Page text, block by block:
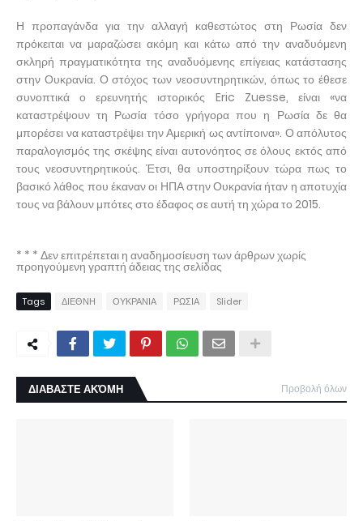
Η προπαγάνδα για την αλλαγή καθεστώτος στη Ρωσία δεν
πρόκειται να μαραζώσει ακόμη και κάτω από την αναδυόμενη
σκληρή πραγματικότητα της αναδυόμενης επίγειας κατάστασης
στην Ουκρανία. Ο στόχος των νεοσυντηρητικών, όπως το έθεσε
συνοπτικά ο ερευνητής ιστορικός Eric Zuesse, είναι «να
καταστρέψουν τη Ρωσία τόσο γρήγορα που η Ρωσία δε θα
μπορέσει να καταστρέψει την Αμερική ως αντίποινα». Ο απόλυτος
παραλογισμός της σκέψης είναι αυτονόητος σε όλους εκτός από
τους νεοσυντηρητικούς. Έτσι, θα υποστηρίξουν τώρα πως το
βασικό λάθος που έκαναν οι ΗΠΑ στην Ουκρανία ήταν η αποτυχία
τους να βάλουν μπότες στο έδαφος σε αυτή τη χώρα το 2015.
* * * Δεν επιτρέπεται η αναδημοσίευση των άρθρων χωρίς
προηγούμενη γραπτή άδειας της σελίδας
Tags ΔΙΕΘΝΗ ΟΥΚΡΑΝΙΑ ΡΩΣΙΑ Slider
ΔΙΑΒΑΣΤΕ ΑΚΌΜΗ Προβολή όλων